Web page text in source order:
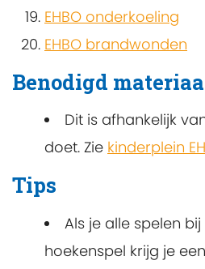
EHBO onderkoeling
EHBO brandwonden
Benodigd
Dit is afhankelijk
doet. Zie kinderplein
Tips
Als je alle spelen
hoekenspel krijg je